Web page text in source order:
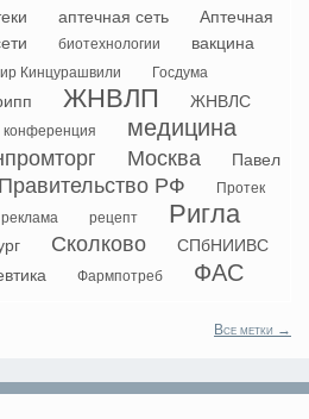
аптечная сеть
Аптечная
биотехнологии вакцина
Кинцурашвили Госдума
ЖНВЛП ЖНВЛС
конференция медицина
Москва
Павел
Правительство РФ Протек
реклама рецепт Ригла
Сколково СПбНИИВС
Фармпотреб ФАС
Все метки →